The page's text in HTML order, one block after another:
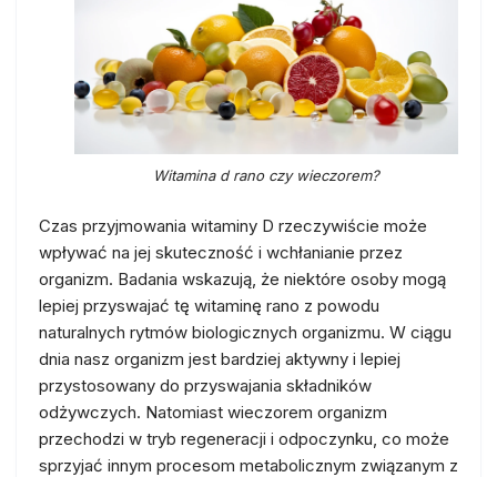
Witamina d rano czy wieczorem?
Czas przyjmowania witaminy D rzeczywiście może
wpływać na jej skuteczność i wchłanianie przez
organizm. Badania wskazują, że niektóre osoby mogą
lepiej przyswajać tę witaminę rano z powodu
naturalnych rytmów biologicznych organizmu. W ciągu
dnia nasz organizm jest bardziej aktywny i lepiej
przystosowany do przyswajania składników
odżywczych. Natomiast wieczorem organizm
przechodzi w tryb regeneracji i odpoczynku, co może
sprzyjać innym procesom metabolicznym związanym z